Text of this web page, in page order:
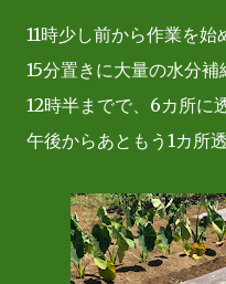
11時少し前から作業を始
15分置きに大量の水分補
12時半までで、6カ所に
午後からあともう1カ所